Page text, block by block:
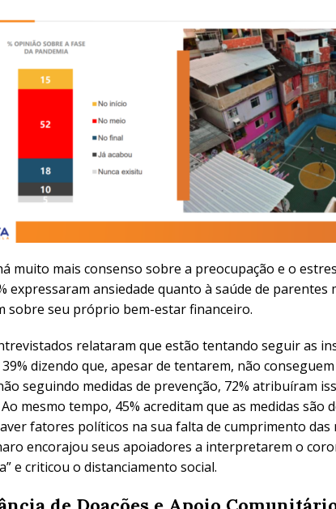
muito mais consenso sobre a preocupação e o
expressaram ansiedade quanto à saúde de parentes
sobre seu próprio bem-estar financeiro.
relataram que estão tentando seguir as
dizendo que, apesar de tentarem, não
seguindo medidas de prevenção, 72% atribuíram
mesmo tempo, 45% acreditam que as medidas são
fatores políticos na sua falta de cumprimento das
encorajou seus apoiadores a interpretarem o
e criticou o distanciamento social.